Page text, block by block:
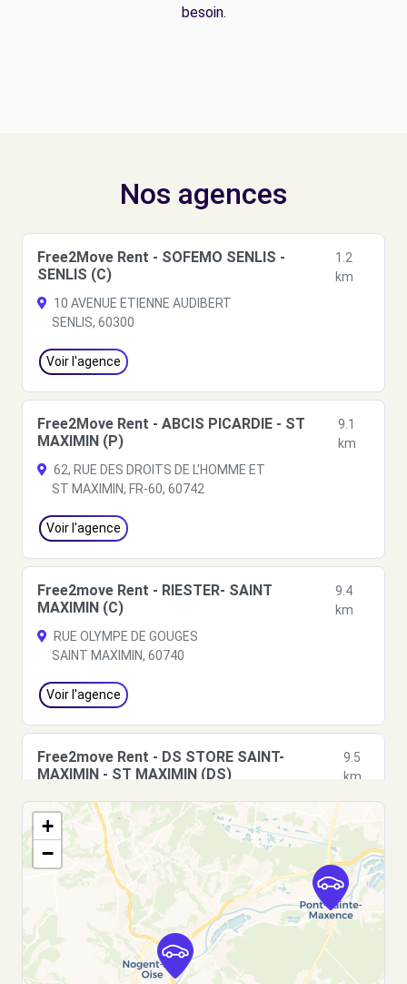
besoin.
Nos agences
Free2Move Rent - SOFEMO SENLIS -
SENLIS (C)
1.2
km
10 AVENUE ETIENNE AUDIBERT
SENLIS, 60300
Voir l'agence
Free2Move Rent - ABCIS PICARDIE - ST
MAXIMIN (P)
9.1
km
62, RUE DES DROITS DE L'HOMME ET
ST MAXIMIN, FR-60, 60742
Voir l'agence
Free2move Rent - RIESTER- SAINT
MAXIMIN (C)
9.4
km
RUE OLYMPE DE GOUGES
SAINT MAXIMIN, 60740
Voir l'agence
Free2move Rent - DS STORE SAINT-
MAXIMIN - ST MAXIMIN (DS)
9.5
km
10
SAINT MAXIMIN, FR-60, 60740
Voir l'agence
Free2Move Rent - SARL GARAGE DORDAQUY
PERE ET FILS - NOGENT-SUR-OISE (C)
9.9
585 RUE CHARLES SOMASCO
+
−